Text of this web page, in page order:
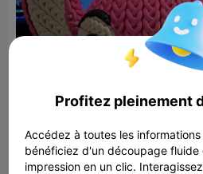
Profitez pleinement
Accédez à toutes les informations
bénéficiez d'un découpage
impression en un clic.